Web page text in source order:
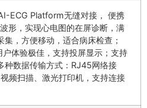
ECG Platform无缝对接， 便携
形，实现心电图的在屏诊断，满
，方便移动，适合病床检查；
体验极佳，支持投屏显示；支持
种数据传输方式：RJ45网络接
频扫描、激光打印机，支持连接